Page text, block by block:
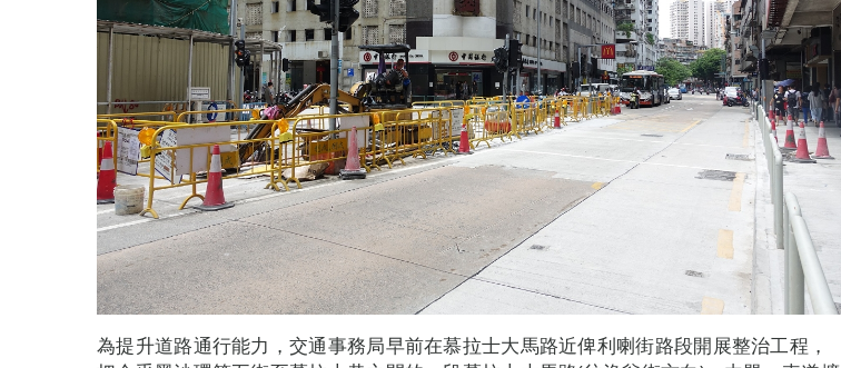
為提升道路通行能力，交通事務局早前在慕拉士大馬路近俾利喇街路段開展整治工程，